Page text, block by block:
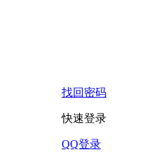
找回密码
快速登录
QQ登录